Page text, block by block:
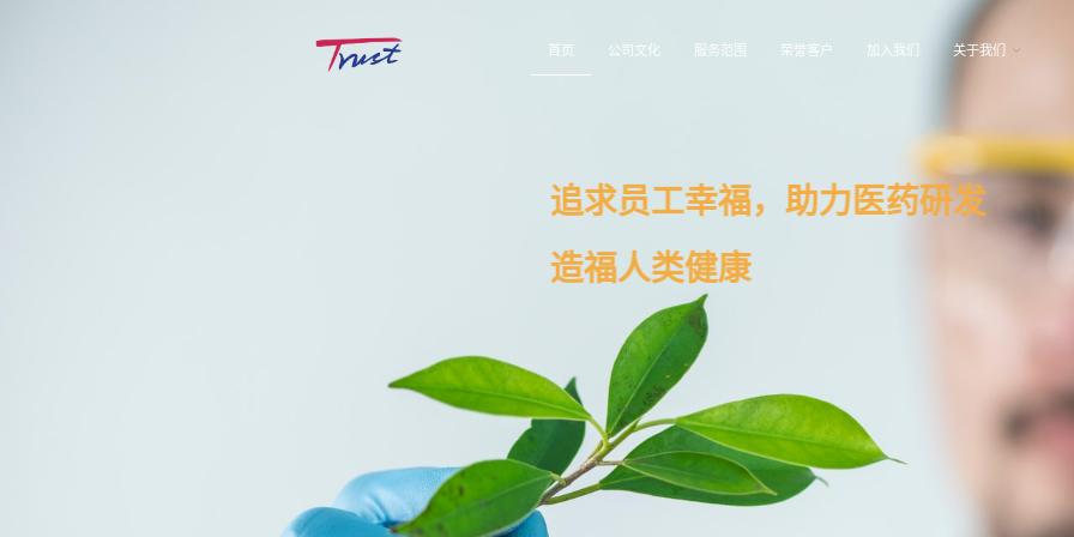
首页 公司文化 服务范围 荣誉客户 加入我们 关于我们
追求员工幸福，助力医药研发
造福人类健康